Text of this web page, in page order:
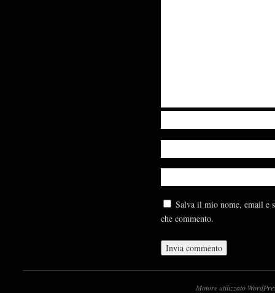
Salva il mio nome, email e
che commento.
Motore utilizzato